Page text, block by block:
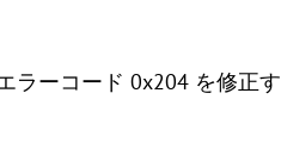
ラーコード 0x204 を修正す